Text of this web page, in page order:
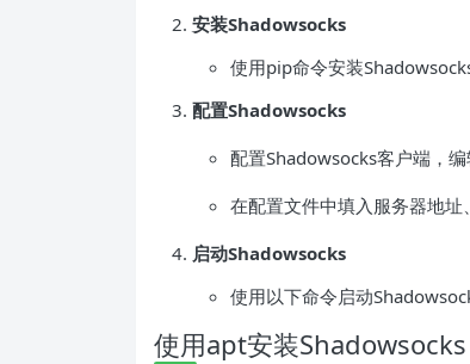
安装Shadowsocks
使用pip命令安装
配置Shadowsocks
配置Shadowsocks客户端，
在配置文件中填入服务器地址
启动Shadowsocks
使用以下命令启动
使用apt安装Shadowsocks